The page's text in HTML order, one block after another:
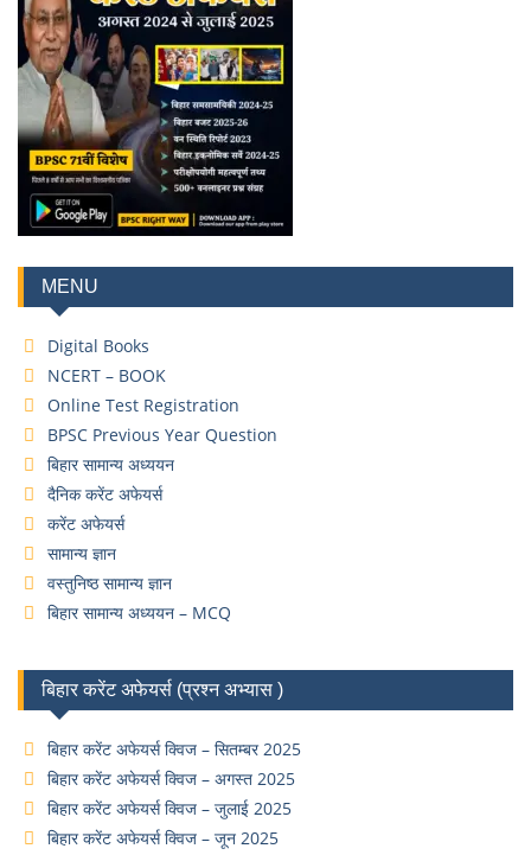
MENU
Digital Books
NCERT – BOOK
Online Test Registration
BPSC Previous Year Question
बिहार सामान्य अध्ययन
दैनिक करेंट अफेयर्स
करेंट अफेयर्स
सामान्य ज्ञान
वस्तुनिष्ठ सामान्य ज्ञान
बिहार सामान्य अध्ययन – MCQ
बिहार करेंट अफेयर्स (प्रश्न अभ्यास )
बिहार करेंट अफेयर्स क्विज – सितम्बर 2025
बिहार करेंट अफेयर्स क्विज – अगस्त 2025
बिहार करेंट अफेयर्स क्विज – जुलाई 2025
बिहार करेंट अफेयर्स क्विज – जून 2025